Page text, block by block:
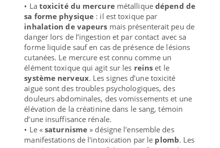
• La toxicité du mercuremétallique dépend de
sa forme physique : il est toxique par
inhalation de vapeurs mais présenterait peu de
danger lors de l’ingestion et par contact avec sa
forme liquide sauf en cas de présence de lésions
cutanées. Le mercure est connu comme un
élément toxique qui agit sur les reins et le
système nerveux. Les signes d’une toxicité
aiguë sont des troubles psychologiques, des
douleurs abdominales, des vomissements et une
élévation de la créatinine dans le sang, témoin
d’une insuffisance rénale.
• Le «saturnisme» désigne l'ensemble des
manifestations de l'intoxication par le plomb. Les